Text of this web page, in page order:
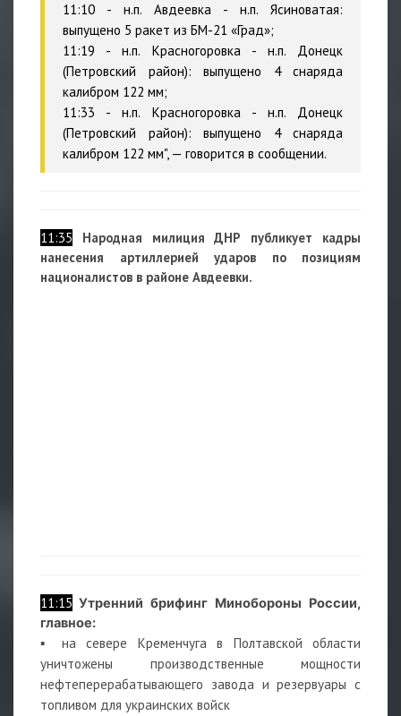
11:10 - н.п. Авдеевка - н.п. Ясиноватая:
выпущено 5 ракет из БМ-21 «Град»;
11:19 - н.п. Красногоровка - н.п. Донецк
(Петровский район): выпущено 4 снаряда
калибром 122 мм;
11:33 - н.п. Красногоровка - н.п. Донецк
(Петровский район): выпущено 4 снаряда
калибром 122 мм", — говорится в сообщении.
11:35
Народная милиция ДНР публикует кадры
нанесения артиллерией ударов по позициям
националистов в районе Авдеевки.
11:15 Утренний брифинг Минобороны России,
главное:
▪️ на севере Кременчуга в Полтавской области
уничтожены производственные мощности
нефтеперерабатывающего завода и резервуары с
топливом для украинских войск